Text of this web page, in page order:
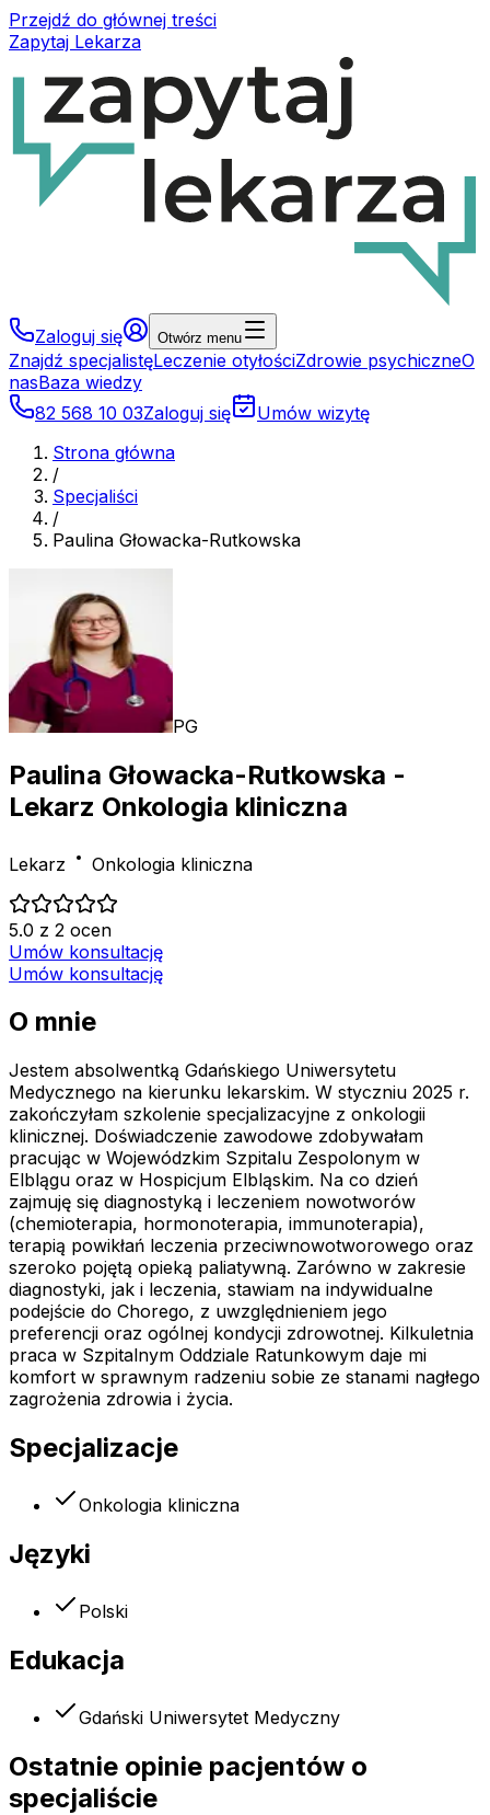
Przejdź do głównej treści
Zapytaj Lekarza
Zaloguj się Otwórz menu
Znajdź specjalistęLeczenie otyłościZdrowie psychiczneO
nasBaza wiedzy
82 568 10 03Zaloguj się
Umów wizytę
Strona główna
/
Specjaliści
/
Paulina Głowacka-Rutkowska
PG
Paulina Głowacka-Rutkowska -
Lekarz Onkologia kliniczna
Lekarz Onkologia kliniczna
5.0 z 2 ocen
Umów konsultację
Umów konsultację
O mnie
Jestem absolwentką Gdańskiego Uniwersytetu
Medycznego na kierunku lekarskim. W styczniu 2025 r.
zakończyłam szkolenie specjalizacyjne z onkologii
klinicznej. Doświadczenie zawodowe zdobywałam
pracując w Wojewódzkim Szpitalu Zespolonym w
Elblągu oraz w Hospicjum Elbląskim. Na co dzień
zajmuję się diagnostyką i leczeniem nowotworów
(chemioterapia, hormonoterapia, immunoterapia),
terapią powikłań leczenia przeciwnowotworowego oraz
szeroko pojętą opieką paliatywną. Zarówno w zakresie
diagnostyki, jak i leczenia, stawiam na indywidualne
podejście do Chorego, z uwzględnieniem jego
preferencji oraz ogólnej kondycji zdrowotnej. Kilkuletnia
praca w Szpitalnym Oddziale Ratunkowym daje mi
komfort w sprawnym radzeniu sobie ze stanami nagłego
zagrożenia zdrowia i życia.
Specjalizacje
Onkologia kliniczna
Języki
Polski
Edukacja
Gdański Uniwersytet Medyczny
Ostatnie opinie pacjentów o
specjaliście